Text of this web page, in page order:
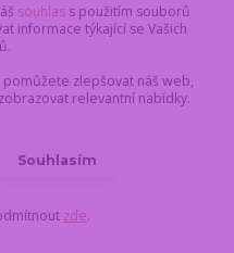
Novinka
souhlas s použitím souborů
informace týkající se Vašich
pomůžete zlepšovat náš web,
relevantní nabídky.
Souhlasím
zde.